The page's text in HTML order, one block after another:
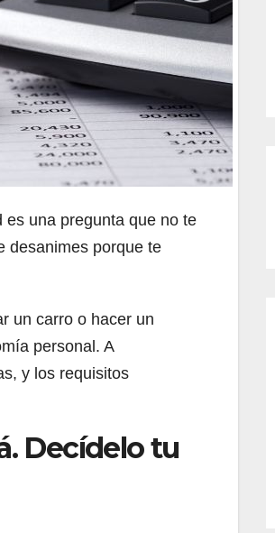
una pregunta que no te
desanimes porque te
un carro o hacer un
personal. A
y los requisitos
Decídelo tu